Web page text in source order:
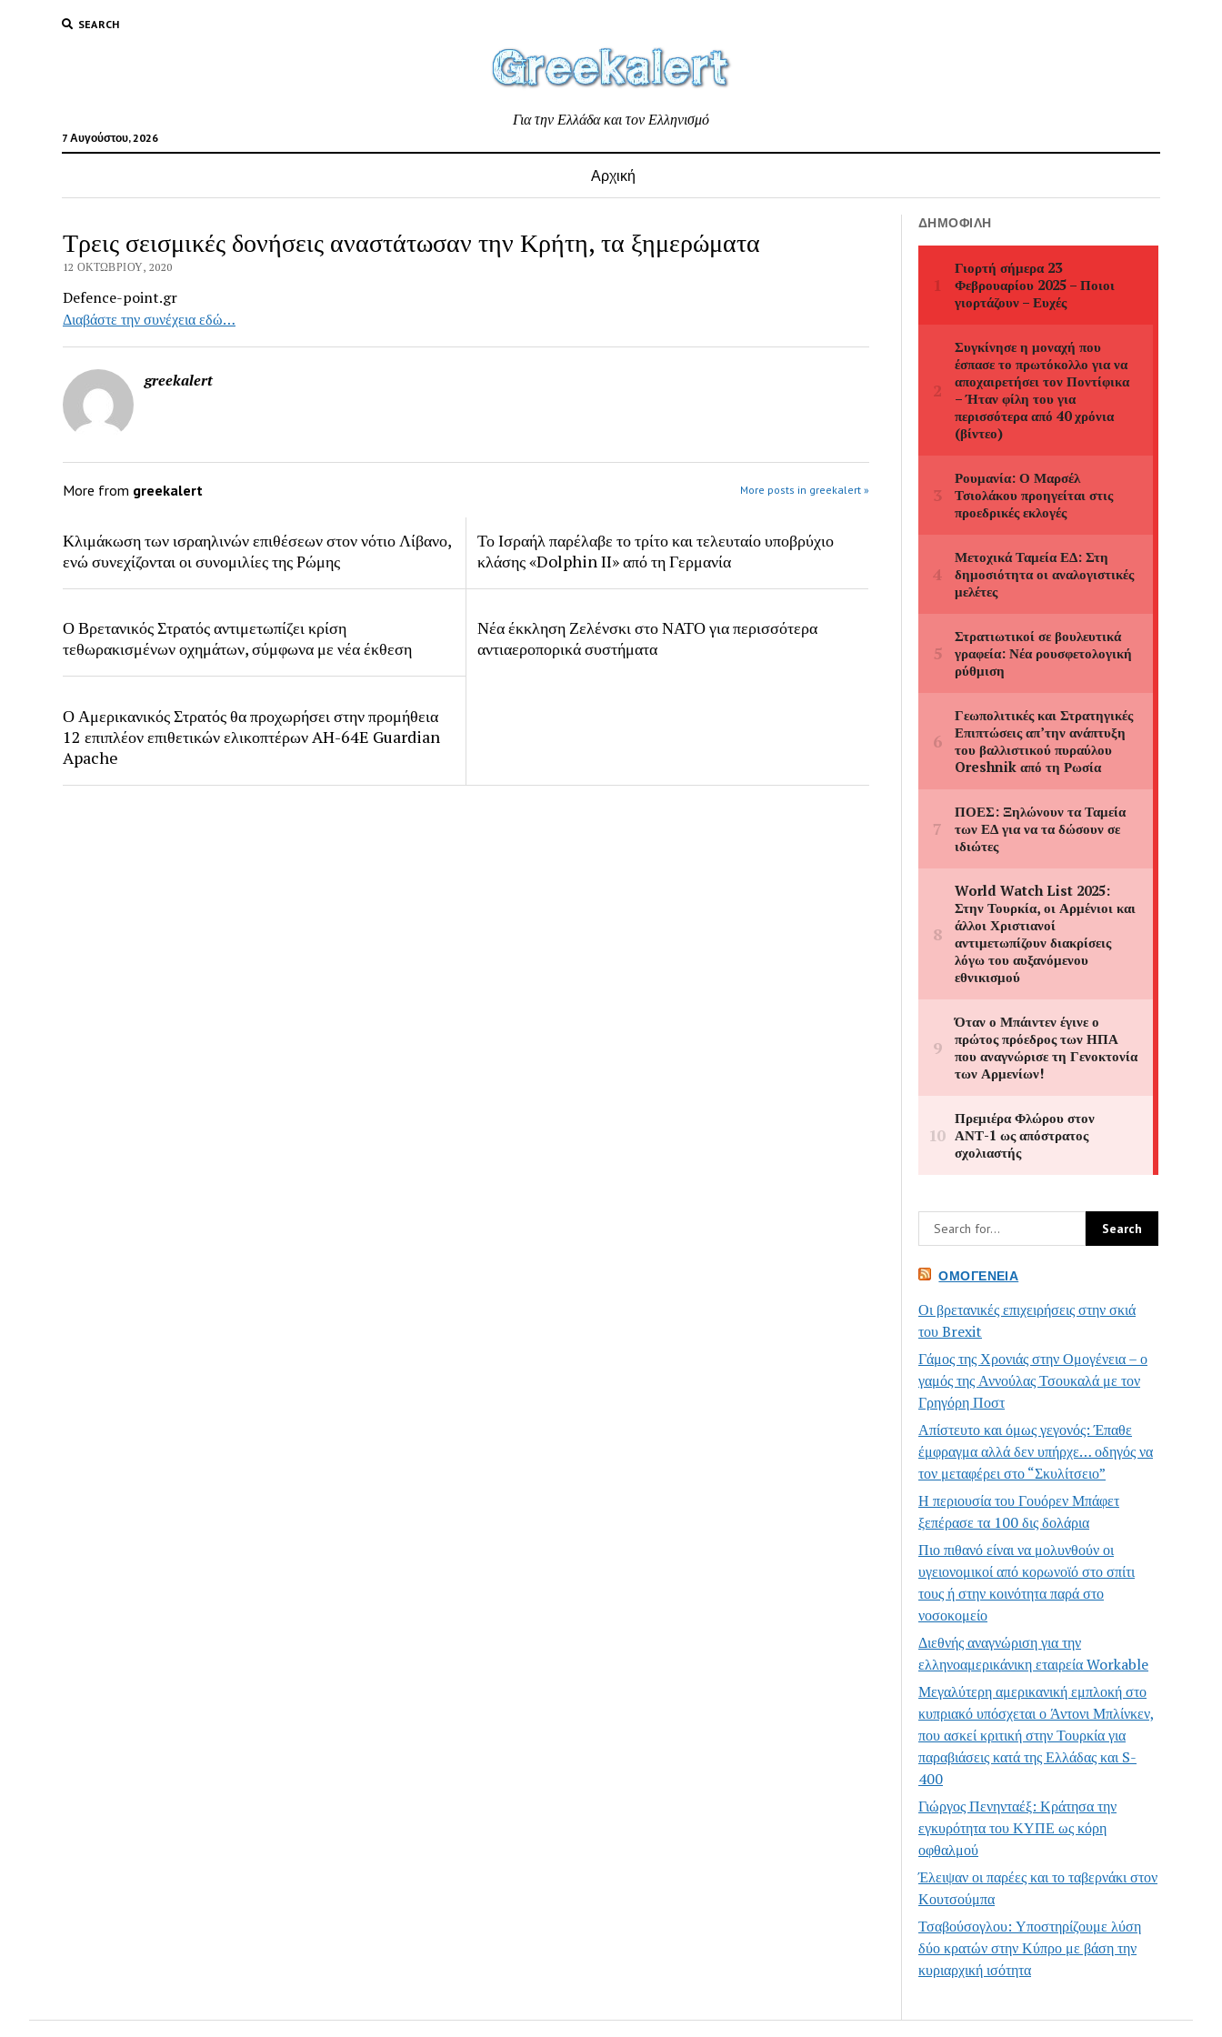
SEARCH
7 Αυγούστου, 2026
Για την Ελλάδα και τον Ελληνισμό
Αρχική
Τρεις σεισμικές δονήσεις αναστάτωσαν την Κρήτη, τα ξημερώματα
12 ΟΚΤΩΒΡΊΟΥ, 2020
Defence-point.gr
Διαβάστε την συνέχεια εδώ…
greekalert
More from greekalert More posts in greekalert »
Κλιμάκωση των ισραηλινών επιθέσεων στον νότιο Λίβανο,
ενώ συνεχίζονται οι συνομιλίες της Ρώμης
Το Ισραήλ παρέλαβε το τρίτο και τελευταίο υποβρύχιο
κλάσης «Dolphin II» από τη Γερμανία
Ο Βρετανικός Στρατός αντιμετωπίζει κρίση
τεθωρακισμένων οχημάτων, σύμφωνα με νέα έκθεση
Νέα έκκληση Ζελένσκι στο ΝΑΤΟ για περισσότερα
αντιαεροπορικά συστήματα
Ο Αμερικανικός Στρατός θα προχωρήσει στην προμήθεια
12 επιπλέον επιθετικών ελικοπτέρων AH-64E Guardian
Apache
ΔΗΜΟΦΙΛΉ
ΟΜΟΓΈΝΕΙΑ
Οι βρετανικές επιχειρήσεις στην σκιά
του Brexit
Γάμος της Χρονιάς στην Ομογένεια – ο
γαμός της Αννούλας Τσουκαλά με τον
Γρηγόρη Ποστ
Απίστευτο και όμως γεγονός: Έπαθε
έμφραγμα αλλά δεν υπήρχε… οδηγός να
τον μεταφέρει στο “Σκυλίτσειο”
Η περιουσία του Γουόρεν Μπάφετ
ξεπέρασε τα 100 δις δολάρια
Πιο πιθανό είναι να μολυνθούν οι
υγειονομικοί από κορωνοϊό στο σπίτι
τους ή στην κοινότητα παρά στο
νοσοκομείο
Διεθνής αναγνώριση για την
ελληνοαμερικάνικη εταιρεία Workable
Μεγαλύτερη αμερικανική εμπλοκή στο
κυπριακό υπόσχεται ο Άντονι Μπλίνκεν,
που ασκεί κριτική στην Τουρκία για
παραβιάσεις κατά της Ελλάδας και S-
400
Γιώργος Πενηνταέξ: Κράτησα την
εγκυρότητα του ΚΥΠΕ ως κόρη
οφθαλμού
Έλειψαν οι παρέες και το ταβερνάκι στον
Κουτσούμπα
Τσαβούσογλου: Υποστηρίζουμε λύση
δύο κρατών στην Κύπρο με βάση την
κυριαρχική ισότητα